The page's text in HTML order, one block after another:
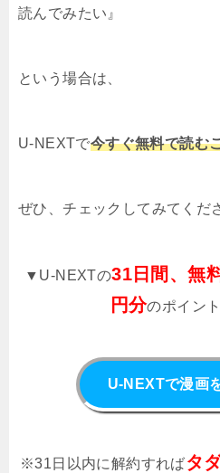
読んでみたい』
という場合は、
U-NEXTで今すぐ無料で読む
ぜひ、チェックしてみてくだ
▼U-NEXTの31日間、無
円分のポイン
U-NEXTで漫画
※31日以内に解約すればタ